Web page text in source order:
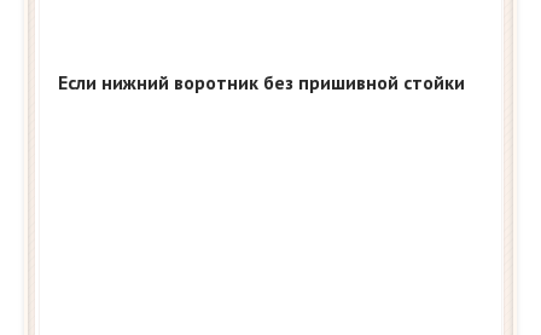
Если нижний воротник без пришивной стойки